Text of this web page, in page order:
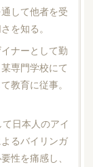
して他者を受
を知る。
ナーとして勤
専門学校にて
教育に従事。
日本人のアイ
るバイリンガ
性を痛感し、